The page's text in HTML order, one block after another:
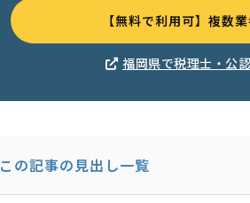
【無料で利用可】複数
福岡県で税理士・公
この記事の見出し一覧